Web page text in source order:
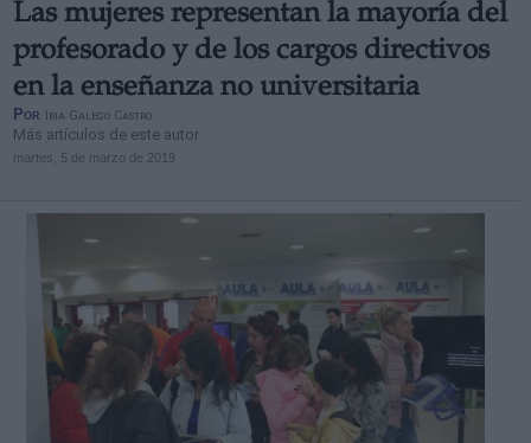
Las mujeres representan la mayoría del
profesorado y de los cargos directivos
en la enseñanza no universitaria
Por Iria Galego Castro
Más artículos de este autor
martes, 5 de marzo de 2019
Derechos:
link
Información adicional
link